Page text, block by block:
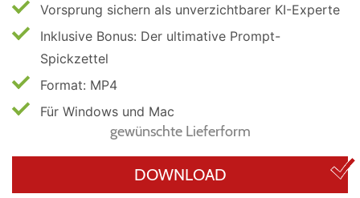
Vorsprung sichern als unverzichtbarer KI-Experte
Inklusive Bonus: Der ultimative Prompt-
Spickzettel
Format: MP4
Für Windows und Mac
gewünschte Lieferform
DOWNLOAD